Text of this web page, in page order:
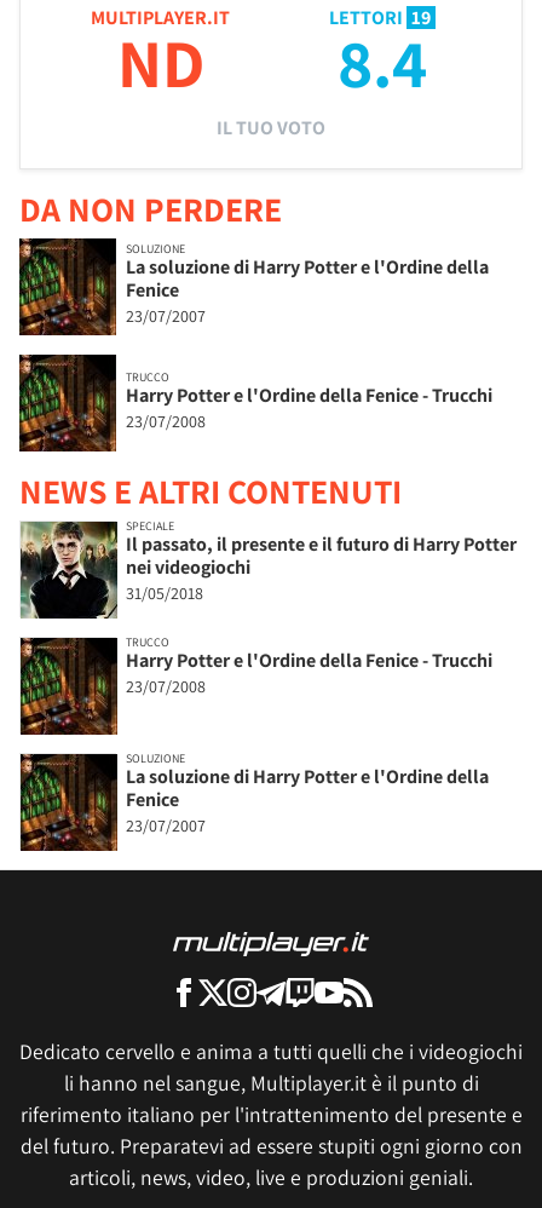
MULTIPLAYER.IT
ND
LETTORI 19
8.4
IL TUO VOTO
DA NON PERDERE
SOLUZIONE
La soluzione di Harry Potter e l'Ordine della
Fenice
23/07/2007
TRUCCO
Harry Potter e l'Ordine della Fenice - Trucchi
23/07/2008
NEWS E ALTRI CONTENUTI
SPECIALE
Il passato, il presente e il futuro di Harry Potter
nei videogiochi
31/05/2018
TRUCCO
Harry Potter e l'Ordine della Fenice - Trucchi
23/07/2008
SOLUZIONE
La soluzione di Harry Potter e l'Ordine della
Fenice
23/07/2007
Dedicato cervello e anima a tutti quelli che i videogiochi
li hanno nel sangue, Multiplayer.it è il punto di
riferimento italiano per l'intrattenimento del presente e
del futuro. Preparatevi ad essere stupiti ogni giorno con
articoli, news, video, live e produzioni geniali.